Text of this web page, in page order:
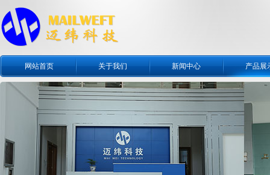
网站首页 关于我们 新闻中心 产品展